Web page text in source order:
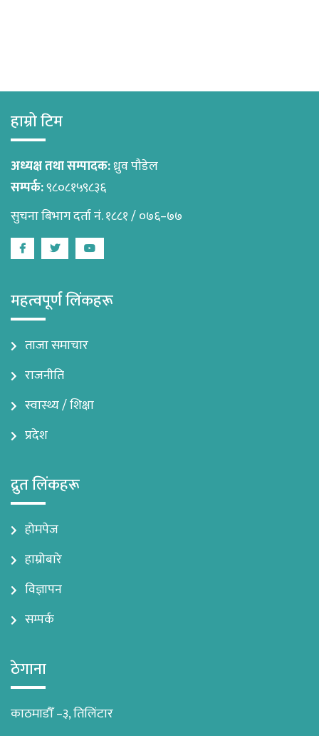
हाम्रो टिम
अध्यक्ष तथा सम्पादक:ध्रुव पौडेल
सम्पर्क:९८०८१५९८३६
सुचना बिभाग दर्ता नं. १८८१ / ०७६–७७
FacebookTwitterYoutube
महत्वपूर्ण लिंकहरू
ताजा समाचार
राजनीति
स्वास्थ्य / शिक्षा
प्रदेश
द्रुत लिंकहरू
होमपेज
हाम्रोबारे
विज्ञापन
सम्पर्क
ठेगाना
काठमाडौँ –३, तिलिंटार